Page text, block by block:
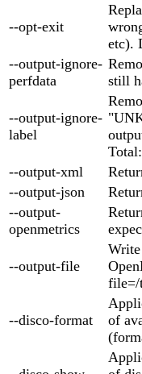
--opt-exit
etc).
--output-ignore-
perfdata
still
--output-ignore-
label
--output-xml
--output-json
--output-
openmetrics
--output-file
file=/
--disco-format
of